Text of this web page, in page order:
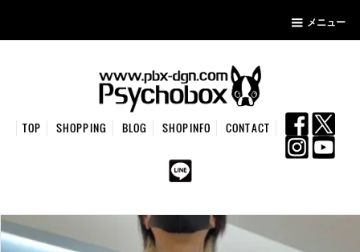
メニュー
TOP SHOPPING BLOG SHOPINFO CONTACT